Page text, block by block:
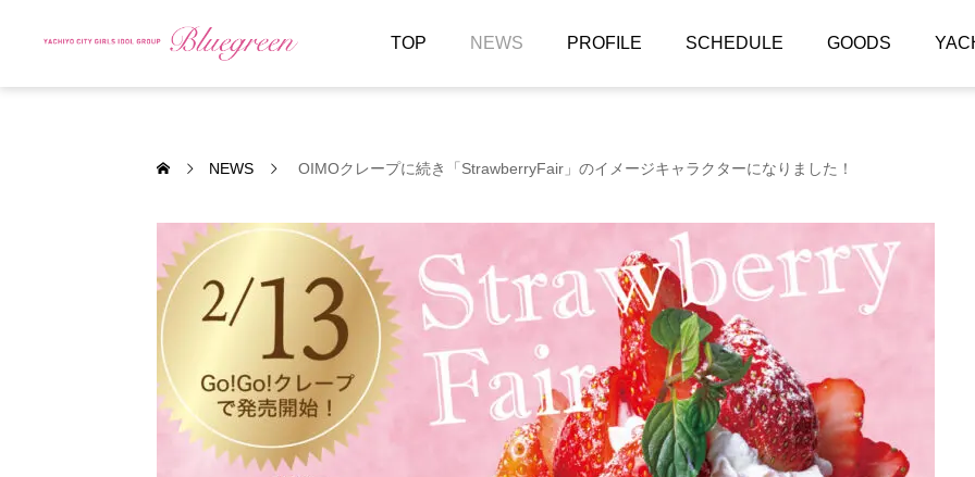
TOP NEWS PROFILE SCHEDULE GOODS
NEWS OIMOクレープに続き「StrawberryFair」のイメージキャラクターになりました！
八千代緑が丘リラク&エステ SABAI
MAGIC